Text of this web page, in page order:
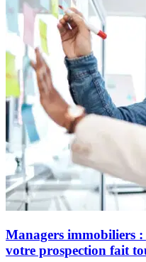
Managers immobiliers
votre prospection fait